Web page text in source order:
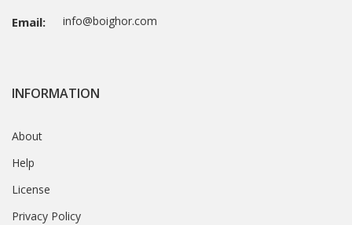
Email: info@boighor.com
INFORMATION
About
Help
License
Privacy Policy